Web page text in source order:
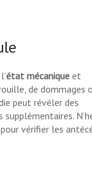
état mécanique et
de dommages
peut révéler des
vérifier les